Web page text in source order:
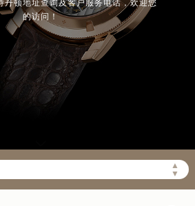
丹顿地址查询及客户服务电话，欢迎您
的访问！
▲
▼